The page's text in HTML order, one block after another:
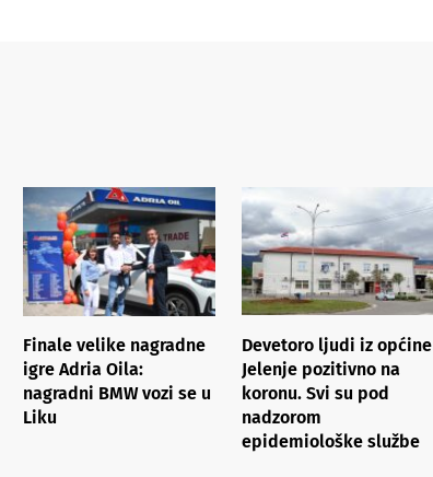
Finale velike nagradne
igre Adria Oila:
nagradni BMW vozi se u
Liku
Devetoro ljudi iz općine
Jelenje pozitivno na
koronu. Svi su pod
nadzorom
epidemiološke službe